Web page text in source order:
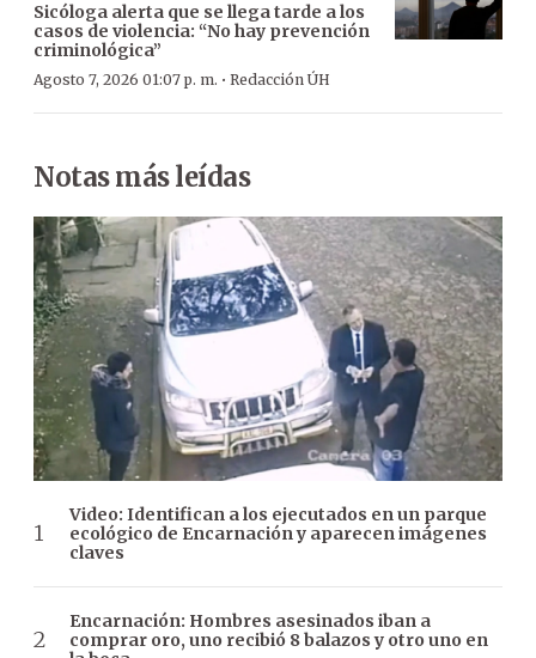
Sicóloga alerta que se llega tarde a los
casos de violencia: “No hay prevención
criminológica”
Agosto 7, 2026 01:07 p. m. · Redacción ÚH
Notas más leídas
Video: Identifican a los ejecutados en un parque
ecológico de Encarnación y aparecen imágenes
claves
Encarnación: Hombres asesinados iban a
comprar oro, uno recibió 8 balazos y otro uno en